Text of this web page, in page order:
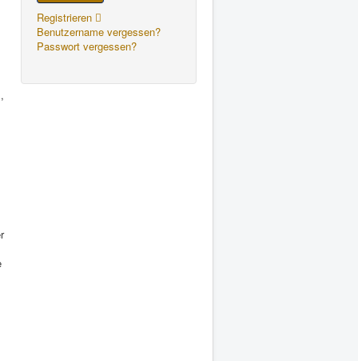
Registrieren
Benutzername vergessen?
Passwort vergessen?